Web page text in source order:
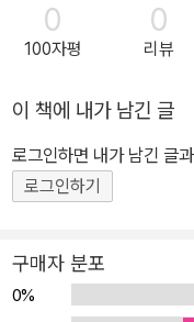
0
100자평
0
리뷰
이 책에 내가 남긴 글
로그인하면 내가 남긴 글
로그인하기
구매자 분포
0%